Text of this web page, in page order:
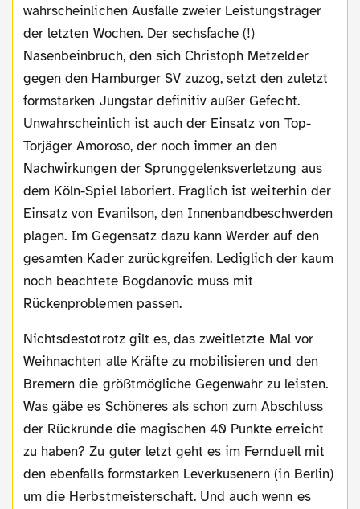
wahrscheinlichen Ausfälle zweier Leistungsträger
der letzten Wochen. Der sechsfache (!)
Nasenbeinbruch, den sich Christoph Metzelder
gegen den Hamburger SV zuzog, setzt den zuletzt
formstarken Jungstar definitiv außer Gefecht.
Unwahrscheinlich ist auch der Einsatz von Top-
Torjäger Amoroso, der noch immer an den
Nachwirkungen der Sprunggelenksverletzung aus
dem Köln-Spiel laboriert. Fraglich ist weiterhin der
Einsatz von Evanilson, den Innenbandbeschwerden
plagen. Im Gegensatz dazu kann Werder auf den
gesamten Kader zurückgreifen. Lediglich der kaum
noch beachtete Bogdanovic muss mit
Rückenproblemen passen.
Nichtsdestotrotz gilt es, das zweitletzte Mal vor
Weihnachten alle Kräfte zu mobilisieren und den
Bremern die größtmögliche Gegenwahr zu leisten.
Was gäbe es Schöneres als schon zum Abschluss
der Rückrunde die magischen 40 Punkte erreicht
zu haben? Zu guter letzt geht es im Fernduell mit
den ebenfalls formstarken Leverkusenern (in Berlin)
um die Herbstmeisterschaft. Und auch wenn es